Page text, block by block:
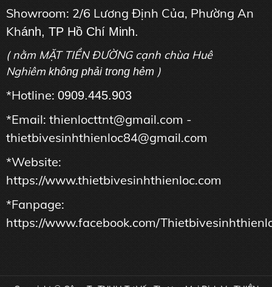
Showroom: 2/6 Lương Định Của, Phường An
Khánh, TP Hồ Chí Minh.
( nằm MẶT TIỀN ĐƯỜNG cạnh chùa Huê
Nghiêm không phải trong hẻm )
*Hotline: 0909.445.903
*Email: thienlocttnt@gmail.com -
thietbivesinhthienloc84@gmail.com
*Website:
https://www.thietbivesinhthienloc.com
*Fanpage:
https://www.facebook.com/